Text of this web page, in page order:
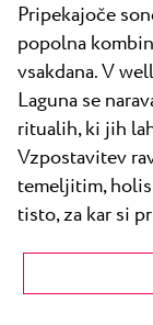
Pripekajoče
popolna
vsakdana. V
Laguna se
ritualih, ki jih
Vzpostavitev
temeljitim,
tisto, za kar si